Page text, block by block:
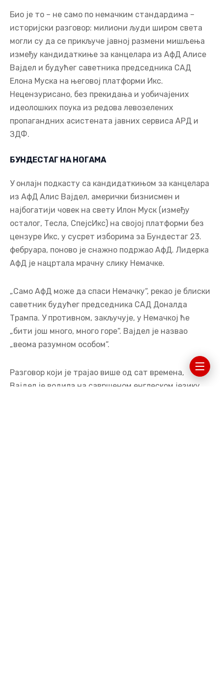
Био је то – не само по немачким стандардима –
историјски разговор: милиони људи широм света
могли су да се прикључе јавној размени мишљења
између кандидаткиње за канцелара из АфД Алисе
Вајдел и будућег саветника председника САД
Елона Муска на његовој платформи Икс.
Нецензурисано, без прекидања и уобичајених
идеолошких поука из редова левозелених
пропагандних асистената јавних сервиса АРД и
ЗДФ.
БУНДЕСТАГ НА НОГАМА
У онлајн подкасту са кандидаткињом за канцелара
из АфД Алис Вајдел, амерички бизнисмен и
најбогатији човек на свету Илон Муск (између
осталог, Тесла, СпејсИкс) на својој платформи без
цензуре Икс, у сусрет изборима за Бундестаг 23.
фебруара, поново је снажно подржао АфД. Лидерка
АфД је нацртала мрачну слику Немачке.
„Само АфД може да спаси Немачку“, рекао је блиски
саветник будућег председника САД Доналда
Трампа. У противном, закључује, у Немачкој ће
„бити још много, много горе“. Вајдел је назвао
„веома разумном особом“.
Разговор који је трајао више од сат времена,
Вајдел је водила на савршеном енглеском језику.